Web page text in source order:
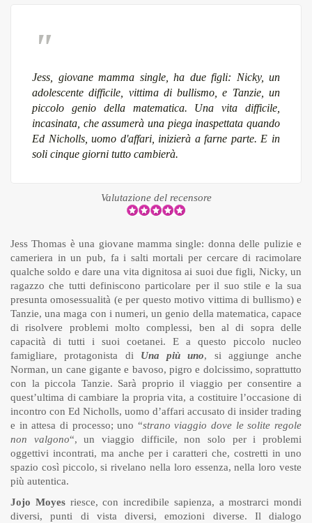
Jess, giovane mamma single, ha due figli: Nicky, un
adolescente difficile, vittima di bullismo, e Tanzie, un
piccolo genio della matematica. Una vita difficile,
incasinata, che assumerà una piega inaspettata quando
Ed Nicholls, uomo d'affari, inizierà a farne parte. E in
soli cinque giorni tutto cambierà.
Valutazione del recensore
Jess Thomas è una giovane mamma single: donna delle pulizie e
cameriera in un pub, fa i salti mortali per cercare di racimolare
qualche soldo e dare una vita dignitosa ai suoi due figli, Nicky, un
ragazzo che tutti definiscono particolare per il suo stile e la sua
presunta omosessualità (e per questo motivo vittima di bullismo) e
Tanzie, una maga con i numeri, un genio della matematica, capace
di risolvere problemi molto complessi, ben al di sopra delle
capacità di tutti i suoi coetanei. E a questo piccolo nucleo
famigliare, protagonista di Una più uno, si aggiunge anche
Norman, un cane gigante e bavoso, pigro e dolcissimo, soprattutto
con la piccola Tanzie. Sarà proprio il viaggio per consentire a
quest’ultima di cambiare la propria vita, a costituire l’occasione di
incontro con Ed Nicholls, uomo d’affari accusato di insider trading
e in attesa di processo; uno “strano viaggio dove le solite regole
non valgono“, un viaggio difficile, non solo per i problemi
oggettivi incontrati, ma anche per i caratteri che, costretti in uno
spazio così piccolo, si rivelano nella loro essenza, nella loro veste
più autentica.
Jojo Moyesriesce, con incredibile sapienza, a mostrarci mondi
diversi, punti di vista diversi, emozioni diverse. Il dialogo